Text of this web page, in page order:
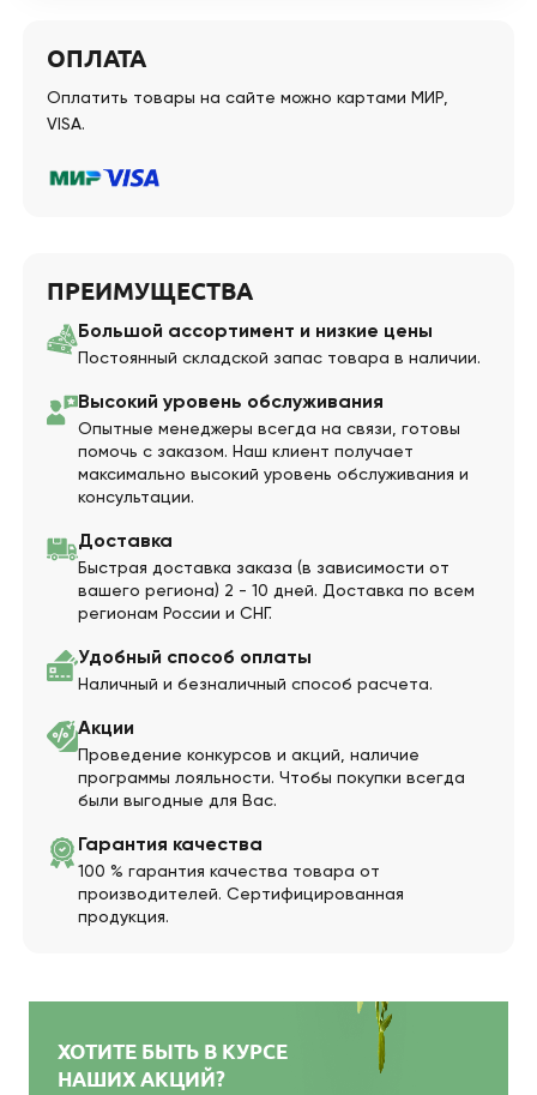
ОПЛАТА
Оплатить товары на сайте можно картами МИР,
VISA.
ПРЕИМУЩЕСТВА
Большой ассортимент и низкие цены
Постоянный складской запас товара в наличии.
Высокий уровень обслуживания
Опытные менеджеры всегда на связи, готовы
помочь с заказом. Наш клиент получает
максимально высокий уровень обслуживания и
консультации.
Доставка
Быстрая доставка заказа (в зависимости от
вашего региона) 2 - 10 дней. Доставка по всем
регионам России и СНГ.
Удобный способ оплаты
Наличный и безналичный способ расчета.
Акции
Проведение конкурсов и акций, наличие
программы лояльности. Чтобы покупки всегда
были выгодные для Вас.
Гарантия качества
100 % гарантия качества товара от
производителей. Сертифицированная
продукция.
ХОТИТЕ БЫТЬ В КУРСЕ
НАШИХ АКЦИЙ?